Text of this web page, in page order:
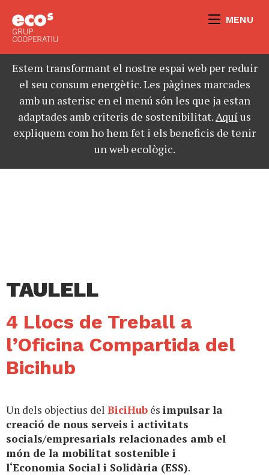
MENU
Estem transformant el nostre espai web per reduir
el seu consum energètic. Les pàgines marcades
amb un asterisc en el menú són les que ja estan
adaptades amb criteris de sostenibilitat.Aquíus
expliquem com ho hem fet i els beneficis de tenir
un web ecològic.
TAULELL
4 Llocs de Treball a
l’Oficina Compartida del
Bicihub
Un dels objectius del BiciHub és impulsar la
creació de nous serveis i activitats
socials/empresarials relacionades amb el
món de la mobilitat sostenible i
l‘Economia Social i Solidària (ESS).